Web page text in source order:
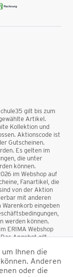
gilt bis zum
Artikel.
Kollektion und
Aktionscode ist
Gutscheinen.
Es gelten im
die unter
können.
im Webshop auf
Fanartikel, die
von der Aktion
mit anderen
eingeben
werden können.
ERIMA Webshop
Angebot gilt
Der
Gutscheinen
50 €
Ihnen die
Anderen
oder die